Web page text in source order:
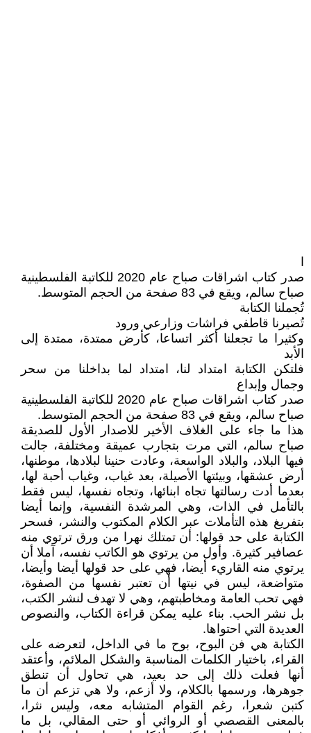
صدر كتاب اشراقات صباح عام 2020 للكاتبة الفلسطينية
صباح سالم، ويقع في 83 صفحة من الحجم المتوسط.
تُجملنا الكتابة
تُصيرنا قاطفي فراشات وزارعي ورود
وكثيرا ما تجعلنا أكثر اتساعا، كأرض ممتدة، ممتدة إلى
الأبد
فلتكن الكتابة امتداد لنا، امتداد لما بداخلنا من سحر
وجمال وإبداع
صدر كتاب اشراقات صباح عام 2020 للكاتبة الفلسطينية
صباح سالم، ويقع في 83 صفحة من الحجم المتوسط.
هذا ما جاء على الغلاف الأخير للاصدار الأول للصديقة
صباح سالم، التي مرت بتجارب عميقة ومختلفة، جالت
فيها البلاد، والبلاد الواسعة، وعادت حنينا لبلادها، موطنها،
أرض عشقها، وبيئتها الأصيلة، بعد غياب، وغياب أحبة لها،
بعدما أدت رسالتها تجاه ابنائها، وتجاه نفسها، ليس فقط
بالتأمل في الذات، وهي المرشدة النفسية، وإنما أيضا
بتفريغ هذه التأملات عبر الكلام المكتوب والنشر، فسحر
الكتابة على حد قولها: أن تمتلك نهرا من ورق ترتوي منه
عصافير كثيرة. وأول من يرتوي هو الكاتب نفسه، آملا أن
يرتوي منه القاريء أيضا، فهي على حد قولها أيضا وأيضا،
متواضعة، ليس في نيتها أن تعتبر نفسها من الصفوة،
فهي تحب العامة ومخاطبتهم، وهي لا تهدف لنشر الكتب،
بل نشر الحب. بناء عليه يمكن قراءة الكتاب، والنصوص
العديدة التي احتواها.
الكتابة هي فن البوح، بوح ما في الداخل، لتعرضه على
القراء، باختيار الكلمات المناسبة والشكل الملائم، وأعتقد
أنها فعلت ذلك إلى حد بعيد، هي تحاول أن تنطق
جوهرها، ورسمها بالكلام، ولا أزعم، ولا هي تزعم أن ما
كتبن شعرا، رغم القوام المتشابه معه، وليس نثرا،
بالمعنى القصصي أو الروائي أو حتى المقالي، بل ما